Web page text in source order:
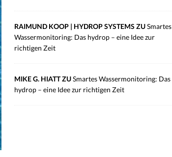
RAIMUND KOOP | HYDROP SYSTEMS ZUSmartes
Wassermonitoring: Das hydrop – eine Idee zur
richtigen Zeit
MIKE G. HIATT ZUSmartes Wassermonitoring: Das
hydrop – eine Idee zur richtigen Zeit